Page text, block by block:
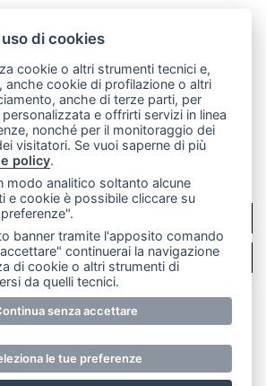
LeccoOnline
RSS
policy
sui cookie
SCRIVICI
LA TUA PUBBLICITÀ
S.r.l. - Tutti i diritti riservati.
e pubblicazione anche
e immagini senza la
scritta dell'editore. RI Lecco
di cookies
cookie o altri strumenti tecnici e,
anche cookie di profilazione o altri
anche di terze parti, per
e offrirti servizi in linea
nonché per il monitoraggio dei
visitatori. Se vuoi saperne di più
policy.
modo analitico soltanto alcune
e cookie è possibile cliccare su
banner tramite l'apposito comando
continuerai la navigazione
di cookie o altri strumenti di
da quelli tecnici.
senza accettare
le tue preferenze